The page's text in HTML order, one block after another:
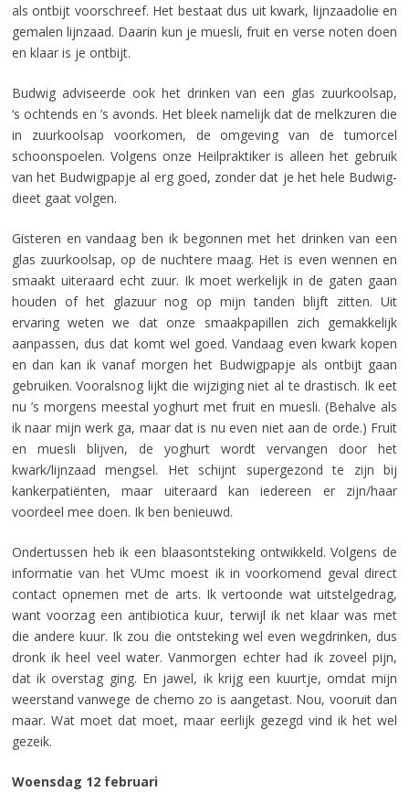
als ontbijt voorschreef. Het bestaat dus uit kwark, lijnzaadolie en
gemalen lijnzaad. Daarin kun je muesli, fruit en verse noten doen
en klaar is je ontbijt.
Budwig adviseerde ook het drinken van een glas zuurkoolsap,
‘s ochtends en ’s avonds. Het bleek namelijk dat de melkzuren die
in zuurkoolsap voorkomen, de omgeving van de tumorcel
schoonspoelen. Volgens onze Heilpraktiker is alleen het gebruik
van het Budwigpapje al erg goed, zonder dat je het hele Budwig-
dieet gaat volgen.
Gisteren en vandaag ben ik begonnen met het drinken van een
glas zuurkoolsap, op de nuchtere maag. Het is even wennen en
smaakt uiteraard echt zuur. Ik moet werkelijk in de gaten gaan
houden of het glazuur nog op mijn tanden blijft zitten. Uit
ervaring weten we dat onze smaakpapillen zich gemakkelijk
aanpassen, dus dat komt wel goed. Vandaag even kwark kopen
en dan kan ik vanaf morgen het Budwigpapje als ontbijt gaan
gebruiken. Vooralsnog lijkt die wijziging niet al te drastisch. Ik eet
nu ’s morgens meestal yoghurt met fruit en muesli. (Behalve als
ik naar mijn werk ga, maar dat is nu even niet aan de orde.) Fruit
en muesli blijven, de yoghurt wordt vervangen door het
kwark/lijnzaad mengsel. Het schijnt supergezond te zijn bij
kankerpatiënten, maar uiteraard kan iedereen er zijn/haar
voordeel mee doen. Ik ben benieuwd.
Ondertussen heb ik een blaasontsteking ontwikkeld. Volgens de
informatie van het VUmc moest ik in voorkomend geval direct
contact opnemen met de arts. Ik vertoonde wat uitstelgedrag,
want voorzag een antibiotica kuur, terwijl ik net klaar was met
die andere kuur. Ik zou die ontsteking wel even wegdrinken, dus
dronk ik heel veel water. Vanmorgen echter had ik zoveel pijn,
dat ik overstag ging. En jawel, ik krijg een kuurtje, omdat mijn
weerstand vanwege de chemo zo is aangetast. Nou, vooruit dan
maar. Wat moet dat moet, maar eerlijk gezegd vind ik het wel
gezeik.
Woensdag 12 februari